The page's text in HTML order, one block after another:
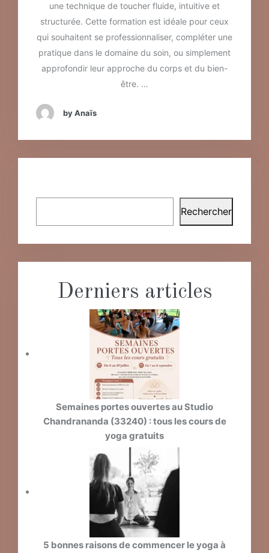
une technique de toucher fluide, intuitive et
structurée. Cette formation est idéale pour ceux
qui souhaitent se professionnaliser, compléter une
pratique dans le domaine du soin, ou simplement
approfondir leur approche du corps et du bien-
être. …
by Anaïs
Rechercher
Derniers articles
Semaines portes ouvertes au Studio
Chandrananda (33240) : tous les cours de
yoga gratuits
5 bonnes raisons de commencer le yoga à